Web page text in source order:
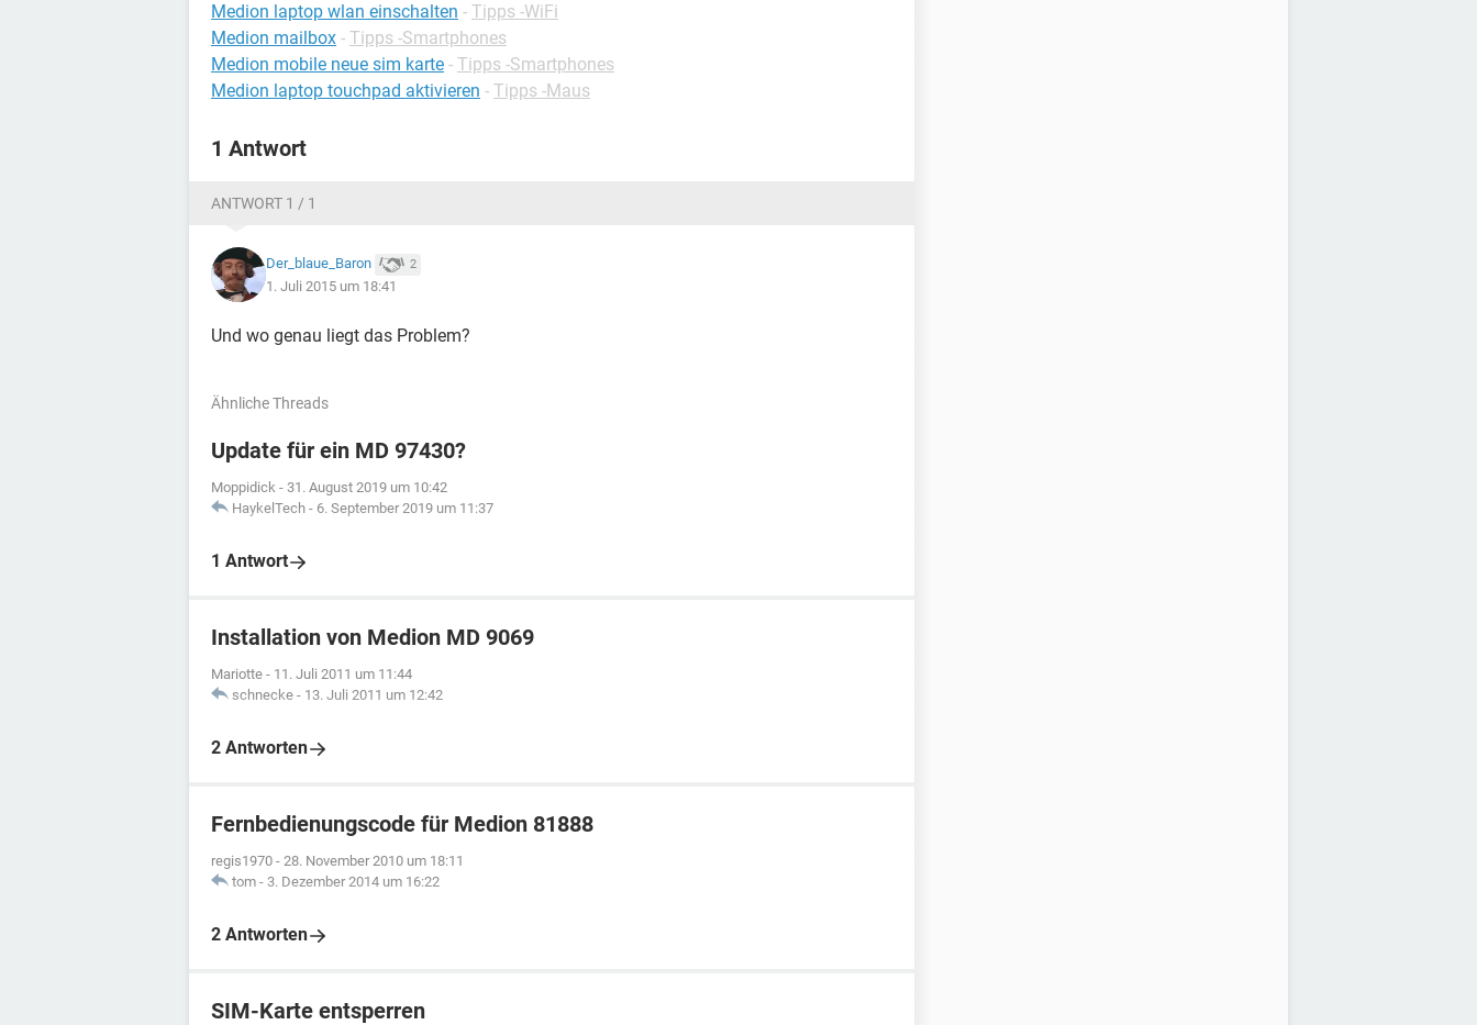
Medion laptop wlan einschalten - Tipps -WiFi
Medion mailbox - Tipps -Smartphones
Medion mobile neue sim karte - Tipps -Smartphones
Medion laptop touchpad aktivieren - Tipps -Maus
1 Antwort
ANTWORT 1 / 1
Der_blaue_Baron 2
1. Juli 2015 um 18:41
Und wo genau liegt das Problem?
Ähnliche Threads
Update für ein MD 97430?
Moppidick - 31. August 2019 um 10:42
HaykelTech - 6. September 2019 um 11:37
1 Antwort
Installation von Medion MD 9069
Mariotte - 11. Juli 2011 um 11:44
schnecke - 13. Juli 2011 um 12:42
2 Antworten
Fernbedienungscode für Medion 81888
regis1970 - 28. November 2010 um 18:11
tom - 3. Dezember 2014 um 16:22
2 Antworten
SIM-Karte entsperren